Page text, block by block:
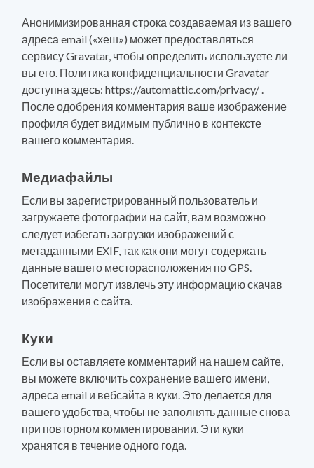
Анонимизированная строка создаваемая из вашего
адреса email («хеш») может предоставляться
сервису Gravatar, чтобы определить используете ли
вы его. Политика конфиденциальности Gravatar
доступна здесь: https://automattic.com/privacy/ .
После одобрения комментария ваше изображение
профиля будет видимым публично в контексте
вашего комментария.
Медиафайлы
Если вы зарегистрированный пользователь и
загружаете фотографии на сайт, вам возможно
следует избегать загрузки изображений с
метаданными EXIF, так как они могут содержать
данные вашего месторасположения по GPS.
Посетители могут извлечь эту информацию скачав
изображения с сайта.
Куки
Если вы оставляете комментарий на нашем сайте,
вы можете включить сохранение вашего имени,
адреса email и вебсайта в куки. Это делается для
вашего удобства, чтобы не заполнять данные снова
при повторном комментировании. Эти куки
хранятся в течение одного года.